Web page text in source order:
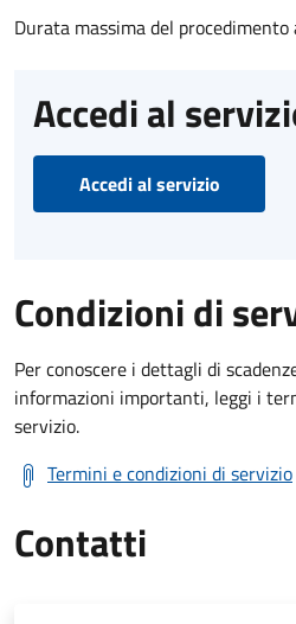
Durata massima del
Accedi al
Accedi al servizio
Condizioni di
Per conoscere i dettagli di
informazioni importanti, leggi i
servizio.
Termini e condizioni di servizio
Contatti